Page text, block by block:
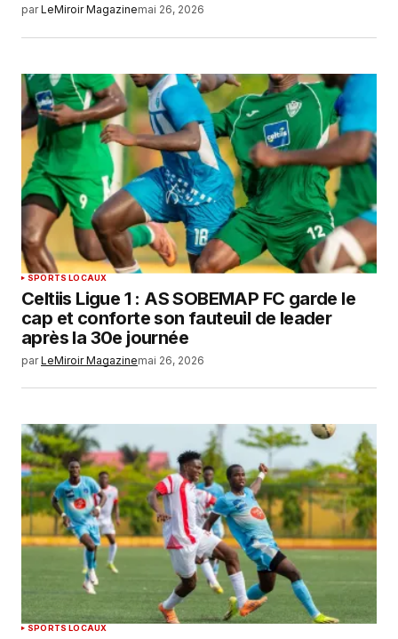
par LeMiroir Magazinemai 26, 2026
SPORTS LOCAUX
Celtiis Ligue 1 : AS SOBEMAP FC garde le
cap et conforte son fauteuil de leader
après la 30e journée
par LeMiroir Magazinemai 26, 2026
SPORTS LOCAUX